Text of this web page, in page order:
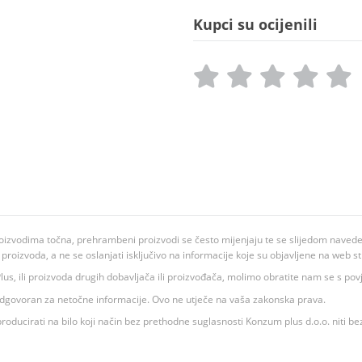
Kupci su ocijenili
točna, prehrambeni proizvodi se često mijenjaju te se slijedom
a ne se oslanjati isključivo na informacije koje su objavljene na web
ili proizvoda drugih dobavljača ili proizvođača, molimo obratite nam se s
za netočne informacije. Ovo ne utječe na vaša zakonska prava.
na bilo koji način bez prethodne suglasnosti Konzum plus d.o.o. niti